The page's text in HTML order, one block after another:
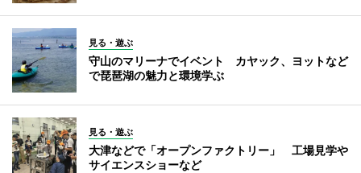
見る・遊ぶ
守山のマリーナでイベント カヤック、ヨットなど
で琵琶湖の魅力と環境学ぶ
見る・遊ぶ
大津などで「オープンファクトリー」 工場見学や
サイエンスショーなど